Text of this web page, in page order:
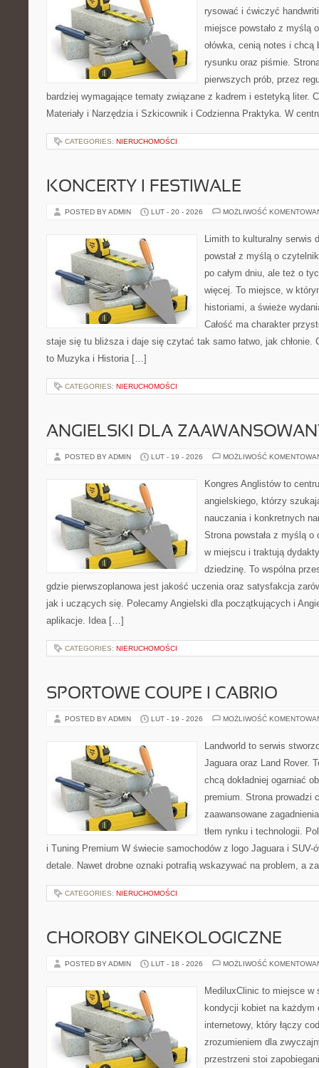
rysować i ćwiczyć
miejsce powstało z myślą
ołówka, cenią notes i chcą
rysunku oraz piśmie.
pierwszych prób, przez
bardziej wymagające tematy związane z kadrem i estetyką liter.
Materiały i Narzędzia i Szkicownik i Codzienna Praktyka. W
CATEGORIES: NIERUCHOMOŚCI
KONCERTY I FESTIWALE
POSTED BY ADMIN LUT - 20 - 2026 MOŻLIWOŚĆ
Limith to kulturalny serwis
powstał z myślą o
po całym dniu, ale też o
więcej. To miejsce, w
historiami, a świeże
Całość ma charakter
staje się tu bliższa i daje się czytać tak samo łatwo, jak chłonie.
to Muzyka i Historia […]
CATEGORIES: NIERUCHOMOŚCI
ANGIELSKI DLA
POSTED BY ADMIN LUT - 19 - 2026 MOŻLIWOŚĆ
Kongres Anglistów to
angielskiego, którzy
nauczania i konkretnych
Strona powstała z myślą
w miejscu i traktują
dziedzinę. To wspólna
gdzie pierwszoplanowa jest jakość uczenia oraz satysfakcja
jak i uczących się. Polecamy Angielski dla początkujących i
aplikacje. Idea […]
CATEGORIES: NIERUCHOMOŚCI
SPORTOWE COUPE I CABRIO
POSTED BY ADMIN LUT - 19 - 2026 MOŻLIWOŚĆ
Landworld to serwis
Jaguara oraz Land Rover.
chcą dokładniej ogarniać
premium. Strona prowadzi
zaawansowane
tłem rynku i technologii.
i Tuning Premium W świecie samochodów z logo Jaguara i SUV-
detale. Nawet drobne oznaki potrafią wskazywać na problem, a
CATEGORIES: NIERUCHOMOŚCI
CHOROBY GINEKOLOGICZNE
POSTED BY ADMIN LUT - 18 - 2026 MOŻLIWOŚĆ
MediluxClinic to miejsce
kondycji kobiet na każdym
internetowy, który łączy
zrozumieniem dla
przestrzeni stoi